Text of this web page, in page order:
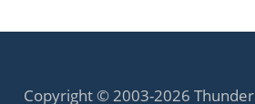
Copyright © 2003-2026